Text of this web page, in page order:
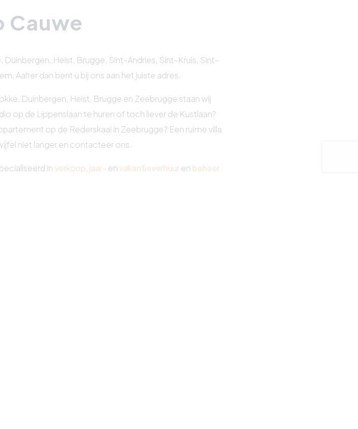
Cauwe
Heist, Brugge, Sint-Andries, Sint-Kruis, Sint-
Aalter dan bent u bij ons aan het juiste adres.
Duinbergen, Heist, Brugge en Zeebrugge staan wij
op de Lippenslaan te huren of toch liever de Kustlaan?
op de Rederskaai in Zeebrugge? Een ruime villa
niet langer en contacteer ons.
inverkoop, jaar- envakantieverhuuren beheer